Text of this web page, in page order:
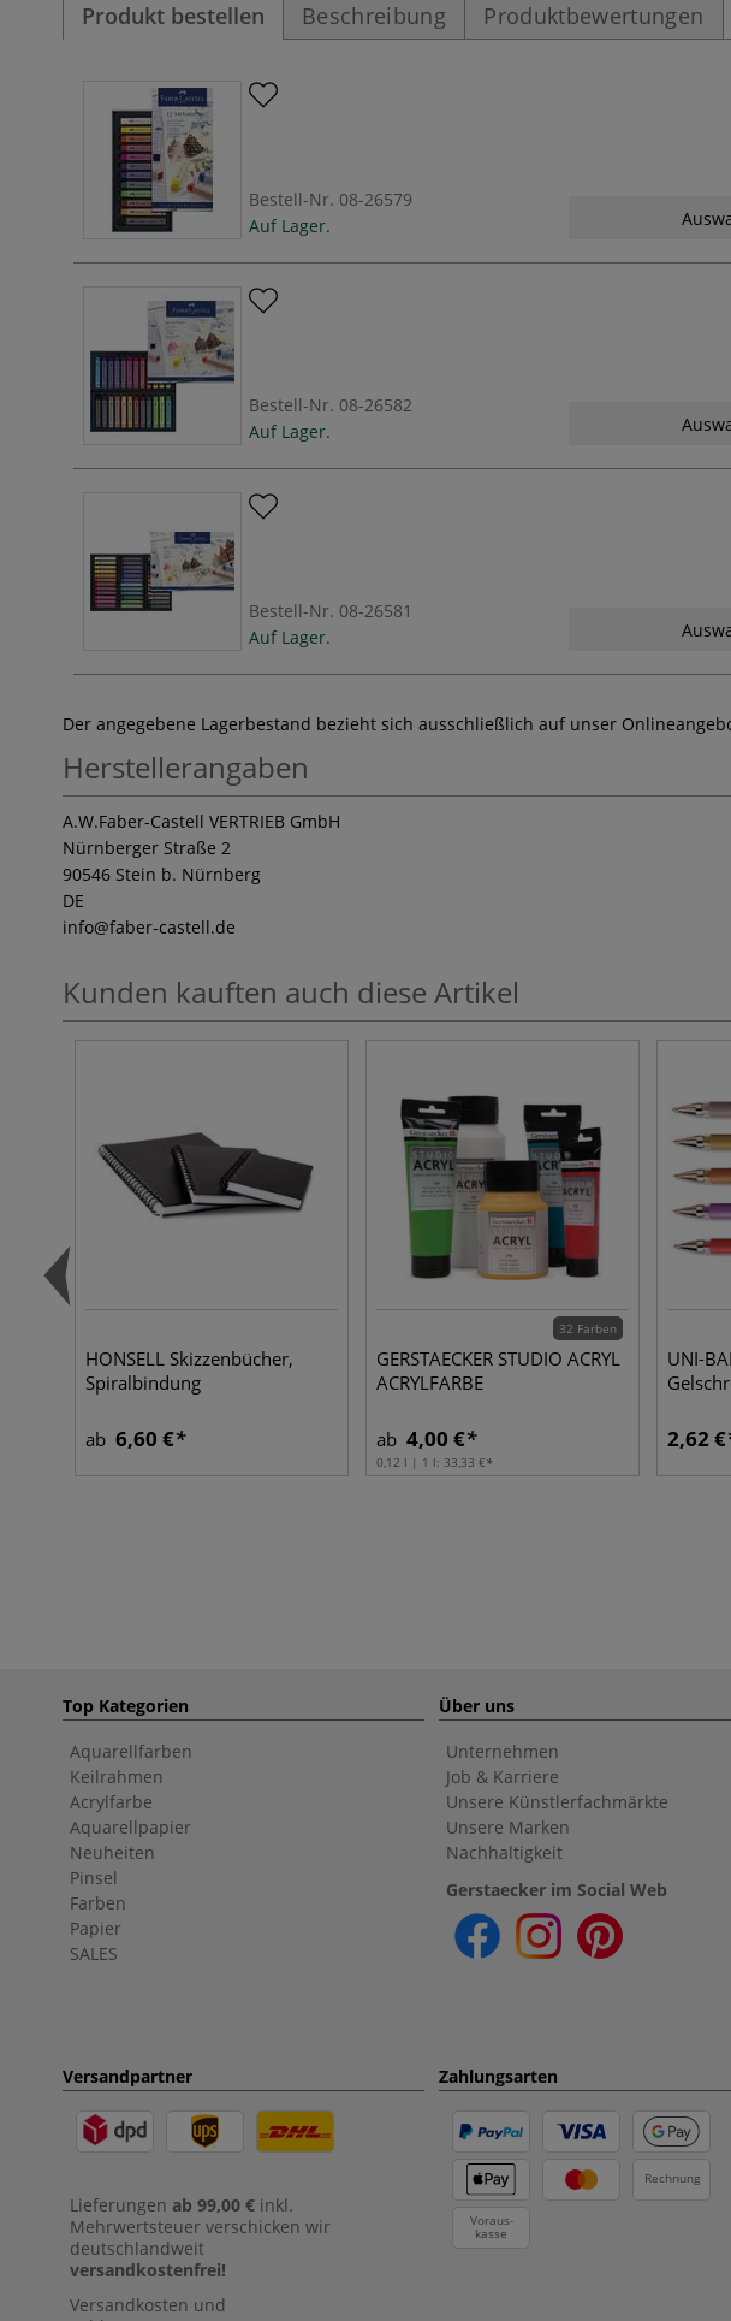
Produkt bestellen Beschreibung Produktbewertungen
Bestell-Nr. 08-26579
Auf Lager.
Bestell-Nr. 08-26582
Auf Lager.
Bestell-Nr. 08-26581
Auf Lager.
Der angegebene Lagerbestand bezieht sich ausschließlich auf unser
Herstellerangaben
A.W.Faber-Castell VERTRIEB GmbH
Nürnberger Straße 2
90546 Stein b. Nürnberg
DE
info@faber-castell.de
Kunden kauften auch diese Artikel
HONSELL Skizzenbücher,
Spiralbindung
ab 6,60 €
32 Farben
GERSTAECKER STUDIO ACRYL
ACRYLFARBE
ab 4,00 €
0,12 l | 1 l: 33,33 €
UNI-
2,62 €
Top Kategorien
Aquarellfarben
Keilrahmen
Acrylfarbe
Aquarellpapier
Neuheiten
Pinsel
Farben
Papier
SALES
Über uns
Unternehmen
Job & Karriere
Unsere Künstlerfachmärkte
Unsere Marken
Nachhaltigkeit
Gerstaecker im Social Web
Versandpartner
Lieferungen ab 99,00 € inkl.
Mehrwertsteuer verschicken wir
deutschlandweit
versandkostenfrei!
Versandkosten und
Zahlungsarten
Rechnung
Voraus-
kasse